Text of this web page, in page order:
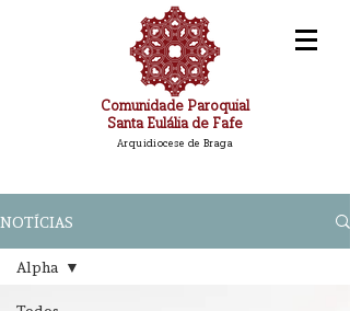
Comunidade Paroquial
Santa Eulália de Fafe
Arquidiocese de Braga
NOTÍCIAS
Alpha